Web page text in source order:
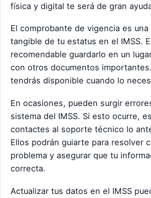
física y digital te será de gran
El comprobante de vigencia es una
tangible de tu estatus en el IMSS.
recomendable guardarlo en un
con otros documentos
tendrás disponible cuando lo
En ocasiones, pueden surgir
sistema del IMSS. Si esto ocurre,
contactes al soporte técnico lo
Ellos podrán guiarte para resolver
problema y asegurar que tu
correcta.
Actualizar tus datos en el IMSS